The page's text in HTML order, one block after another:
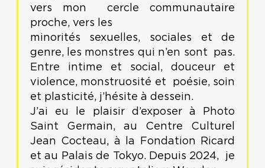
vers mon cercle communautaire
proche, vers les
minorités sexuelles, sociales et de
genre, les monstres qui n’en sont pas.
Entre intime et social, douceur et
violence, monstruosité et poésie, soin
et plasticité, j’hésite à dessein.
J’ai eu le plaisir d’exposer à Photo
Saint Germain, au Centre Culturel
Jean Cocteau, à la Fondation Ricard
et au Palais de Tokyo. Depuis 2024, je